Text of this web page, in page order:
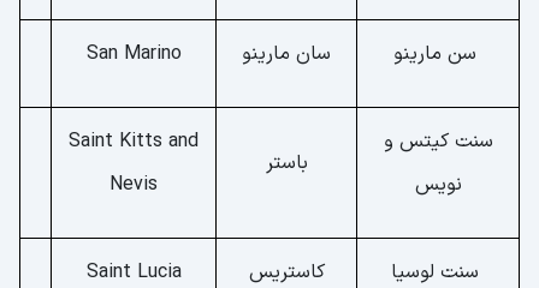
سن مارینو سان مارینو San Marino
سنت کیتس و
نویس
باستر
Saint Kitts and
Nevis
سنت لوسیا کاستریس Saint Lucia